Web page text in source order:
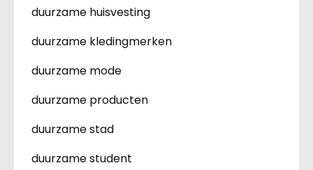
duurzame huisvesting
duurzame kledingmerken
duurzame mode
duurzame producten
duurzame stad
duurzame student